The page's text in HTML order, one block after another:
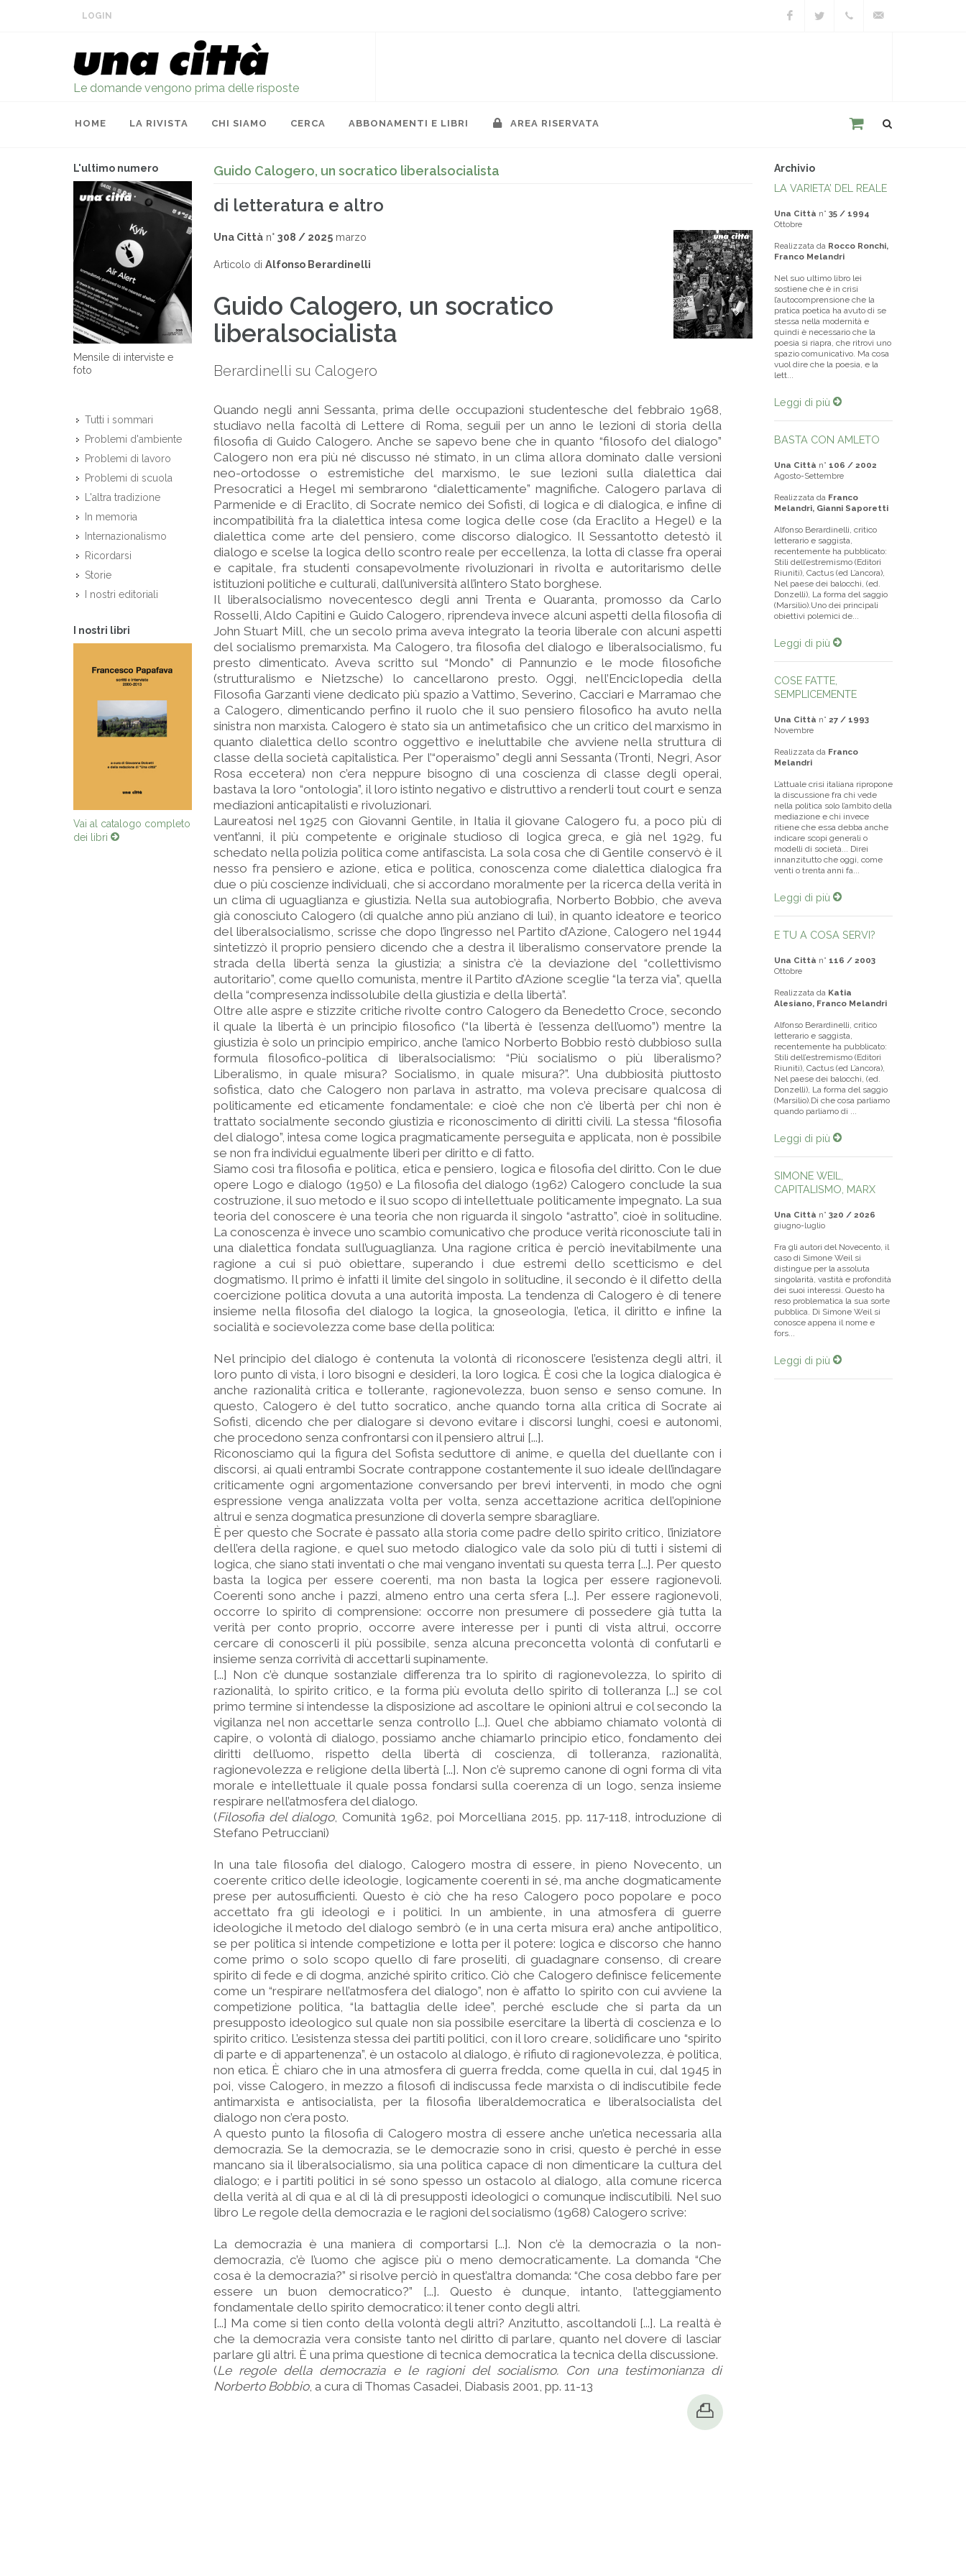
LOGIN
Le domande vengono prima delle risposte
HOME LA RIVISTA CHI SIAMO CERCA ABBONAMENTI E LIBRI AREA RISERVATA
L'ultimo numero
Mensile di interviste e
foto
Tutti i sommari
Problemi d'ambiente
Problemi di lavoro
Problemi di scuola
L'altra tradizione
In memoria
Internazionalismo
Ricordarsi
Storie
I nostri editoriali
I nostri libri
Vai al catalogo completo
dei libri
Guido Calogero, un socratico liberalsocialista
di letteratura e altro
Una Città n° 308 / 2025 marzo
Articolo di Alfonso Berardinelli
Guido Calogero, un socratico
liberalsocialista
Berardinelli su Calogero
Quando negli anni Sessanta, prima delle occupazioni studentesche del febbraio 1968,
studiavo nella facoltà di Lettere di Roma, seguii per un anno le lezioni di storia della
filosofia di Guido Calogero. Anche se sapevo bene che in quanto “filosofo del dialogo”
Calogero non era più né discusso né stimato, in un clima allora dominato dalle versioni
neo-ortodosse o estremistiche del marxismo, le sue lezioni sulla dialettica dai
Presocratici a Hegel mi sembrarono “dialetticamente” magnifiche. Calogero parlava di
Parmenide e di Eraclito, di Socrate nemico dei Sofisti, di logica e di dialogica, e infine di
incompatibilità fra la dialettica intesa come logica delle cose (da Eraclito a Hegel) e la
dialettica come arte del pensiero, come discorso dialogico. Il Sessantotto detestò il
dialogo e scelse la logica dello scontro reale per eccellenza, la lotta di classe fra operai
e capitale, fra studenti consapevolmente rivoluzionari in rivolta e autoritarismo delle
istituzioni politiche e culturali, dall’università all’intero Stato borghese.
Il liberalsocialismo novecentesco degli anni Trenta e Quaranta, promosso da Carlo
Rosselli, Aldo Capitini e Guido Calogero, riprendeva invece alcuni aspetti della filosofia di
John Stuart Mill, che un secolo prima aveva integrato la teoria liberale con alcuni aspetti
del socialismo premarxista. Ma Calogero, tra filosofia del dialogo e liberalsocialismo, fu
presto dimenticato. Aveva scritto sul “Mondo” di Pannunzio e le mode filosofiche
(strutturalismo e Nietzsche) lo cancellarono presto. Oggi, nell’Enciclopedia della
Filosofia Garzanti viene dedicato più spazio a Vattimo, Severino, Cacciari e Marramao che
a Calogero, dimenticando perfino il ruolo che il suo pensiero filosofico ha avuto nella
sinistra non marxista. Calogero è stato sia un antimetafisico che un critico del marxismo in
quanto dialettica dello scontro oggettivo e ineluttabile che avviene nella struttura di
classe della società capitalistica. Per l’“operaismo” degli anni Sessanta (Tronti, Negri, Asor
Rosa eccetera) non c’era neppure bisogno di una coscienza di classe degli operai,
bastava la loro “ontologia”, il loro istinto negativo e distruttivo a renderli tout court e senza
mediazioni anticapitalisti e rivoluzionari.
Laureatosi nel 1925 con Giovanni Gentile, in Italia il giovane Calogero fu, a poco più di
vent’anni, il più competente e originale studioso di logica greca, e già nel 1929, fu
schedato nella polizia politica come antifascista. La sola cosa che di Gentile conservò è il
nesso fra pensiero e azione, etica e politica, conoscenza come dialettica dialogica fra
due o più coscienze individuali, che si accordano moralmente per la ricerca della verità in
un clima di uguaglianza e giustizia. Nella sua autobiografia, Norberto Bobbio, che aveva
già conosciuto Calogero (di qualche anno più anziano di lui), in quanto ideatore e teorico
del liberalsocialismo, scrisse che dopo l’ingresso nel Partito d’Azione, Calogero nel 1944
sintetizzò il proprio pensiero dicendo che a destra il liberalismo conservatore prende la
strada della libertà senza la giustizia; a sinistra c’è la deviazione del “collettivismo
autoritario”, come quello comunista, mentre il Partito d’Azione sceglie “la terza via”, quella
della “compresenza indissolubile della giustizia e della libertà”.
Oltre alle aspre e stizzite critiche rivolte contro Calogero da Benedetto Croce, secondo
il quale la libertà è un principio filosofico (“la libertà è l’essenza dell’uomo”) mentre la
giustizia è solo un principio empirico, anche l’amico Norberto Bobbio restò dubbioso sulla
formula filosofico-politica di liberalsocialismo: “Più socialismo o più liberalismo?
Liberalismo, in quale misura? Socialismo, in quale misura?”. Una dubbiosità piuttosto
sofistica, dato che Calogero non parlava in astratto, ma voleva precisare qualcosa di
politicamente ed eticamente fondamentale: e cioè che non c’è libertà per chi non è
trattato socialmente secondo giustizia e riconoscimento di diritti civili. La stessa “filosofia
del dialogo”, intesa come logica pragmaticamente perseguita e applicata, non è possibile
se non fra individui egualmente liberi per diritto e di fatto.
Siamo così tra filosofia e politica, etica e pensiero, logica e filosofia del diritto. Con le due
opere Logo e dialogo (1950) e La filosofia del dialogo (1962) Calogero conclude la sua
costruzione, il suo metodo e il suo scopo di intellettuale politicamente impegnato. La sua
teoria del conoscere è una teoria che non riguarda il singolo “astratto”, cioè in solitudine.
La conoscenza è invece uno scambio comunicativo che produce verità riconosciute tali in
una dialettica fondata sull’uguaglianza. Una ragione critica è perciò inevitabilmente una
ragione a cui si può obiettare, superando i due estremi dello scetticismo e del
dogmatismo. Il primo è infatti il limite del singolo in solitudine, il secondo è il difetto della
coercizione politica dovuta a una autorità imposta. La tendenza di Calogero è di tenere
insieme nella filosofia del dialogo la logica, la gnoseologia, l’etica, il diritto e infine la
socialità e socievolezza come base della politica:
Nel principio del dialogo è contenuta la volontà di riconoscere l’esistenza degli altri, il
loro punto di vista, i loro bisogni e desideri, la loro logica. È così che la logica dialogica è
anche razionalità critica e tollerante, ragionevolezza, buon senso e senso comune. In
questo, Calogero è del tutto socratico, anche quando torna alla critica di Socrate ai
Sofisti, dicendo che per dialogare si devono evitare i discorsi lunghi, coesi e autonomi,
che procedono senza confrontarsi con il pensiero altrui [...].
Riconosciamo qui la figura del Sofista seduttore di anime, e quella del duellante con i
discorsi, ai quali entrambi Socrate contrappone costantemente il suo ideale dell’indagare
criticamente ogni argomentazione conversando per brevi interventi, in modo che ogni
espressione venga analizzata volta per volta, senza accettazione acritica dell’opinione
altrui e senza dogmatica presunzione di doverla sempre sbaragliare.
È per questo che Socrate è passato alla storia come padre dello spirito critico, l’iniziatore
dell’era della ragione, e quel suo metodo dialogico vale da solo più di tutti i sistemi di
logica, che siano stati inventati o che mai vengano inventati su questa terra [...]. Per questo
basta la logica per essere coerenti, ma non basta la logica per essere ragionevoli.
Coerenti sono anche i pazzi, almeno entro una certa sfera [...]. Per essere ragionevoli,
occorre lo spirito di comprensione: occorre non presumere di possedere già tutta la
verità per conto proprio, occorre avere interesse per i punti di vista altrui, occorre
cercare di conoscerli il più possibile, senza alcuna preconcetta volontà di confutarli e
insieme senza corrività di accettarli supinamente.
[...] Non c’è dunque sostanziale differenza tra lo spirito di ragionevolezza, lo spirito di
razionalità, lo spirito critico, e la forma più evoluta dello spirito di tolleranza [...] se col
primo termine si intendesse la disposizione ad ascoltare le opinioni altrui e col secondo la
vigilanza nel non accettarle senza controllo [...]. Quel che abbiamo chiamato volontà di
capire, o volontà di dialogo, possiamo anche chiamarlo principio etico, fondamento dei
diritti dell’uomo, rispetto della libertà di coscienza, di tolleranza, razionalità,
ragionevolezza e religione della libertà [...]. Non c’è supremo canone di ogni forma di vita
morale e intellettuale il quale possa fondarsi sulla coerenza di un logo, senza insieme
respirare nell’atmosfera del dialogo.
(Filosofia del dialogo, Comunità 1962, poi Morcelliana 2015, pp. 117-118, introduzione di
Stefano Petrucciani)
In una tale filosofia del dialogo, Calogero mostra di essere, in pieno Novecento, un
coerente critico delle ideologie, logicamente coerenti in sé, ma anche dogmaticamente
prese per autosufficienti. Questo è ciò che ha reso Calogero poco popolare e poco
accettato fra gli ideologi e i politici. In un ambiente, in una atmosfera di guerre
ideologiche il metodo del dialogo sembrò (e in una certa misura era) anche antipolitico,
se per politica si intende competizione e lotta per il potere: logica e discorso che hanno
come primo o solo scopo quello di fare proseliti, di guadagnare consenso, di creare
spirito di fede e di dogma, anziché spirito critico. Ciò che Calogero definisce felicemente
come un “respirare nell’atmosfera del dialogo”, non è affatto lo spirito con cui avviene la
competizione politica, “la battaglia delle idee”, perché esclude che si parta da un
presupposto ideologico sul quale non sia possibile esercitare la libertà di coscienza e lo
spirito critico. L’esistenza stessa dei partiti politici, con il loro creare, solidificare uno “spirito
di parte e di appartenenza”, è un ostacolo al dialogo, è rifiuto di ragionevolezza, è politica,
non etica. È chiaro che in una atmosfera di guerra fredda, come quella in cui, dal 1945 in
poi, visse Calogero, in mezzo a filosofi di indiscussa fede marxista o di indiscutibile fede
antimarxista e antisocialista, per la filosofia liberaldemocratica e liberalsocialista del
dialogo non c’era posto.
A questo punto la filosofia di Calogero mostra di essere anche un’etica necessaria alla
democrazia. Se la democrazia, se le democrazie sono in crisi, questo è perché in esse
mancano sia il liberalsocialismo, sia una politica capace di non dimenticare la cultura del
dialogo; e i partiti politici in sé sono spesso un ostacolo al dialogo, alla comune ricerca
della verità al di qua e al di là di presupposti ideologici o comunque indiscutibili. Nel suo
libro Le regole della democrazia e le ragioni del socialismo (1968) Calogero scrive:
La democrazia è una maniera di comportarsi [...]. Non c’è la democrazia o la non-
democrazia, c’è l’uomo che agisce più o meno democraticamente. La domanda “Che
cosa è la democrazia?” si risolve perciò in quest’altra domanda: “Che cosa debbo fare per
essere un buon democratico?” [...]. Questo è dunque, intanto, l’atteggiamento
fondamentale dello spirito democratico: il tener conto degli altri.
[...] Ma come si tien conto della volontà degli altri? Anzitutto, ascoltandoli [...]. La realtà è
che la democrazia vera consiste tanto nel diritto di parlare, quanto nel dovere di lasciar
parlare gli altri. È una prima questione di tecnica democratica la tecnica della discussione.
(Le regole della democrazia e le ragioni del socialismo. Con una testimonianza di
Norberto Bobbio, a cura di Thomas Casadei, Diabasis 2001, pp. 11-13
Archivio
LA VARIETA’ DEL REALE
Una Città n° 35 / 1994
Ottobre
Realizzata da Rocco Ronchi,
Franco Melandri
Nel suo ultimo libro lei
sostiene che è in crisi
l’autocomprensione che la
pratica poetica ha avuto di se
stessa nella modernità e
quindi è necessario che la
poesia si riapra, che ritrovi uno
spazio comunicativo. Ma cosa
vuol dire che la poesia, e la
lett...
Leggi di più
BASTA CON AMLETO
Una Città n° 106 / 2002
Agosto-Settembre
Realizzata da Franco
Melandri, Gianni Saporetti
Alfonso Berardinelli, critico
letterario e saggista,
recentemente ha pubblicato:
Stili dell’estremismo (Editori
Riuniti), Cactus (ed L’ancora),
Nel paese dei balocchi, (ed.
Donzelli), La forma del saggio
(Marsilio).Uno dei principali
obiettivi polemici de...
Leggi di più
COSE FATTE,
SEMPLICEMENTE
Una Città n° 27 / 1993
Novembre
Realizzata da Franco
Melandri
L’attuale crisi italiana ripropone
la discussione fra chi vede
nella politica solo l’ambito della
mediazione e chi invece
ritiene che essa debba anche
indicare scopi generali o
modelli di società... Direi
innanzitutto che oggi, come
venti o trenta anni fa...
Leggi di più
E TU A COSA SERVI?
Una Città n° 116 / 2003
Ottobre
Realizzata da Katia
Alesiano, Franco Melandri
Alfonso Berardinelli, critico
letterario e saggista,
recentemente ha pubblicato:
Stili dell’estremismo (Editori
Riuniti), Cactus (ed L’ancora),
Nel paese dei balocchi, (ed.
Donzelli), La forma del saggio
(Marsilio).Di che cosa parliamo
quando parliamo di ...
Leggi di più
SIMONE WEIL,
CAPITALISMO, MARX
Una Città n° 320 / 2026
giugno-luglio
Fra gli autori del Novecento, il
caso di Simone Weil si
distingue per la assoluta
singolarità, vastità e profondità
dei suoi interessi. Questo ha
reso problematica la sua sorte
pubblica. Di Simone Weil si
conosce appena il nome e
fors...
Leggi di più